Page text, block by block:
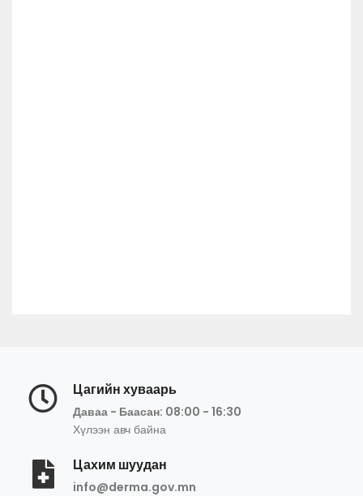
Цагийн хуваарь
Даваа - Баасан: 08:00 - 16:30
Хүлээн авч байна
Цахим шуудан
info@derma.gov.mn